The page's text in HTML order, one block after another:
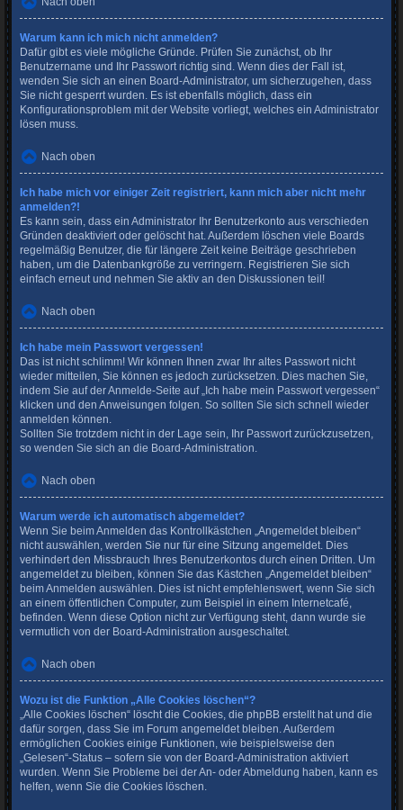
Warum kann ich mich nicht anmelden?
Dafür gibt es viele mögliche Gründe. Prüfen Sie zunächst, ob Ihr
Benutzername und Ihr Passwort richtig sind. Wenn dies der Fall ist,
wenden Sie sich an einen Board-Administrator, um sicherzugehen, dass
Sie nicht gesperrt wurden. Es ist ebenfalls möglich, dass ein
Konfigurationsproblem mit der Website vorliegt, welches ein Administrator
lösen muss.
Nach oben
Ich habe mich vor einiger Zeit registriert, kann mich aber nicht mehr
anmelden?!
Es kann sein, dass ein Administrator Ihr Benutzerkonto aus verschieden
Gründen deaktiviert oder gelöscht hat. Außerdem löschen viele Boards
regelmäßig Benutzer, die für längere Zeit keine Beiträge geschrieben
haben, um die Datenbankgröße zu verringern. Registrieren Sie sich
einfach erneut und nehmen Sie aktiv an den Diskussionen teil!
Nach oben
Ich habe mein Passwort vergessen!
Das ist nicht schlimm! Wir können Ihnen zwar Ihr altes Passwort nicht
wieder mitteilen, Sie können es jedoch zurücksetzen. Dies machen Sie,
indem Sie auf der Anmelde-Seite auf „Ich habe mein Passwort vergessen“
klicken und den Anweisungen folgen. So sollten Sie sich schnell wieder
anmelden können.
Sollten Sie trotzdem nicht in der Lage sein, Ihr Passwort zurückzusetzen,
so wenden Sie sich an die Board-Administration.
Nach oben
Warum werde ich automatisch abgemeldet?
Wenn Sie beim Anmelden das Kontrollkästchen „Angemeldet bleiben“
nicht auswählen, werden Sie nur für eine Sitzung angemeldet. Dies
verhindert den Missbrauch Ihres Benutzerkontos durch einen Dritten. Um
angemeldet zu bleiben, können Sie das Kästchen „Angemeldet bleiben“
beim Anmelden auswählen. Dies ist nicht empfehlenswert, wenn Sie sich
an einem öffentlichen Computer, zum Beispiel in einem Internetcafé,
befinden. Wenn diese Option nicht zur Verfügung steht, dann wurde sie
vermutlich von der Board-Administration ausgeschaltet.
Nach oben
Wozu ist die Funktion „Alle Cookies löschen“?
„Alle Cookies löschen“ löscht die Cookies, die phpBB erstellt hat und die
dafür sorgen, dass Sie im Forum angemeldet bleiben. Außerdem
ermöglichen Cookies einige Funktionen, wie beispielsweise den
„Gelesen“-Status – sofern sie von der Board-Administration aktiviert
wurden. Wenn Sie Probleme bei der An- oder Abmeldung haben, kann es
helfen, wenn Sie die Cookies löschen.